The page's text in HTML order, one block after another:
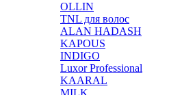
OLLIN
TNL для волос
ALAN HADASH
KAPOUS
INDIGO
Luxor Professional
KAARAL
MILK